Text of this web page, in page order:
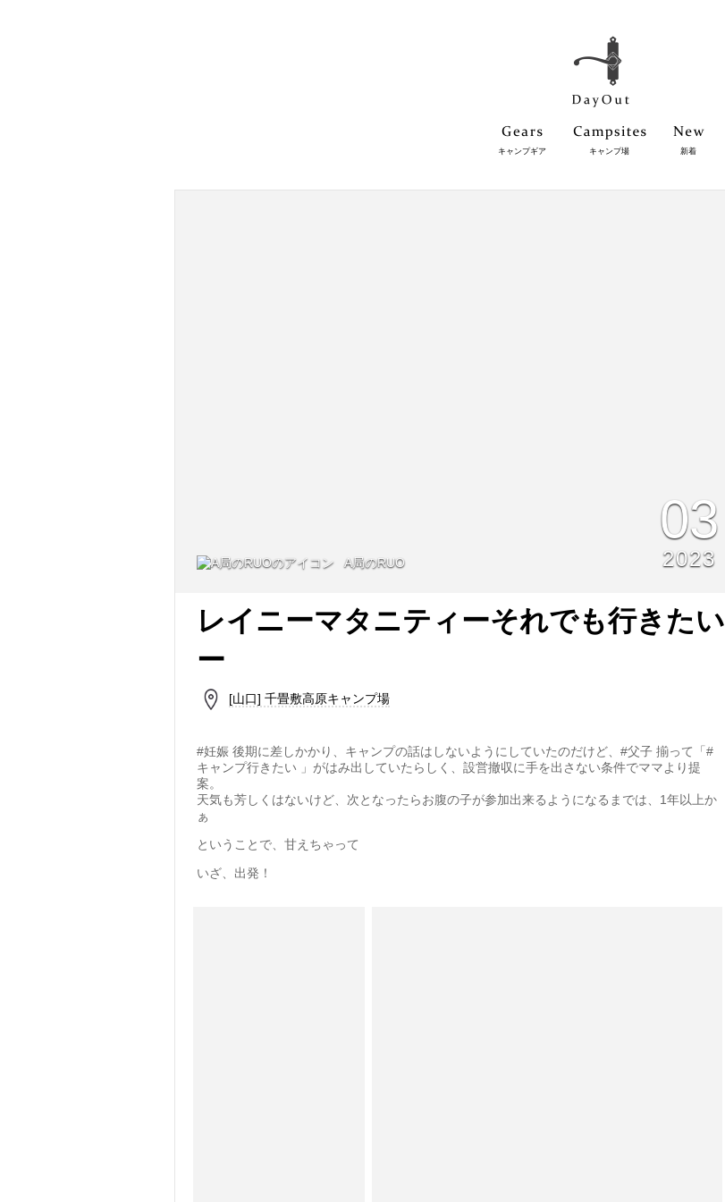
キャンプギア キャンプ場 新着
A局のRUO
03
2023
レイニーマタニティーそれでも行きたい
ー
[山口] 千畳敷高原キャンプ場
#妊娠 後期に差しかかり、キャンプの話はしないようにしていたのだけど、#父子 揃って「#
キャンプ行きたい 」がはみ出していたらしく、設営撤収に手を出さない条件でママより提
案。
天気も芳しくはないけど、次となったらお腹の子が参加出来るようになるまでは、1年以上か
ぁ
ということで、甘えちゃって
いざ、出発！